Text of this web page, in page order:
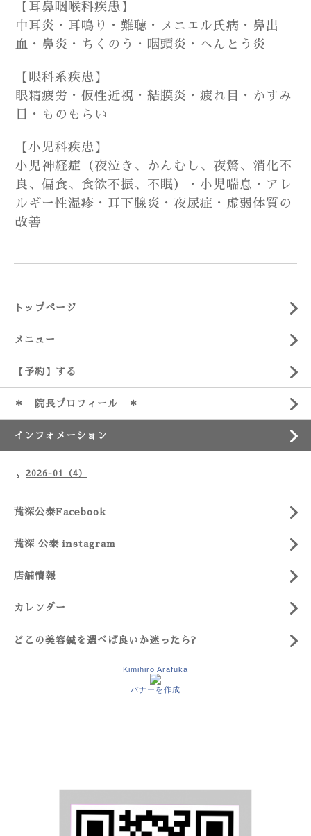
【耳鼻咽喉科疾患】
中耳炎・耳鳴り・難聴・メニエル氏病・鼻出
血・鼻炎・ちくのう・咽頭炎・へんとう炎
【眼科系疾患】
眼精疲労・仮性近視・結膜炎・疲れ目・かすみ
目・ものもらい
【小児科疾患】
小児神経症（夜泣き、かんむし、夜驚、消化不
良、偏食、食欲不振、不眠）・小児喘息・アレ
ルギー性湿疹・耳下腺炎・夜尿症・虚弱体質の
改善
トップページ
メニュー
【予約】する
＊ 院長プロフィール ＊
インフォメーション
2026-01（4）
荒深公泰Facebook
荒深 公泰 instagram
店舗情報
カレンダー
どこの美容鍼を選べば良いか迷ったら?
Kimihiro Arafuka
バナーを作成